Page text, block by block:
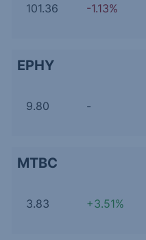
101.36 -1.13%
EPHY
9.80 -
MTBC
3.83 +3.51%